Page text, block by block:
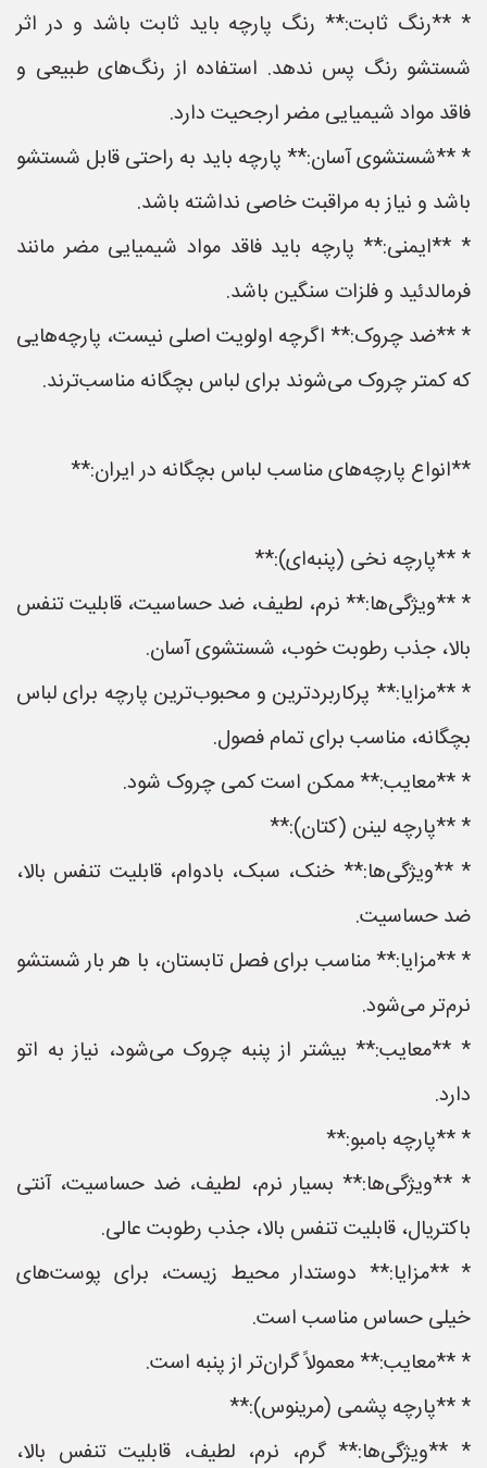
* **رنگ ثابت:** رنگ پارچه باید ثابت باشد و در اثر
شستشو رنگ پس ندهد. استفاده از رنگ‌های طبیعی و
فاقد مواد شیمیایی مضر ارجحیت دارد.
* **شستشوی آسان:** پارچه باید به راحتی قابل شستشو
باشد و نیاز به مراقبت خاصی نداشته باشد.
* **ایمنی:** پارچه باید فاقد مواد شیمیایی مضر مانند
فرمالدئید و فلزات سنگین باشد.
* **ضد چروک:** اگرچه اولویت اصلی نیست، پارچه‌هایی
که کمتر چروک می‌شوند برای لباس بچگانه مناسب‌ترند.
**انواع پارچه‌های مناسب لباس بچگانه در ایران:**
* **پارچه نخی (پنبه‌ای):**
* **ویژگی‌ها:** نرم، لطیف، ضد حساسیت، قابلیت تنفس
بالا، جذب رطوبت خوب، شستشوی آسان.
* **مزایا:** پرکاربردترین و محبوب‌ترین پارچه برای لباس
بچگانه، مناسب برای تمام فصول.
* **معایب:** ممکن است کمی چروک شود.
* **پارچه لینن (کتان):**
* **ویژگی‌ها:** خنک، سبک، بادوام، قابلیت تنفس بالا،
ضد حساسیت.
* **مزایا:** مناسب برای فصل تابستان، با هر بار شستشو
نرم‌تر می‌شود.
* **معایب:** بیشتر از پنبه چروک می‌شود، نیاز به اتو
دارد.
* **پارچه بامبو:**
* **ویژگی‌ها:** بسیار نرم، لطیف، ضد حساسیت، آنتی
باکتریال، قابلیت تنفس بالا، جذب رطوبت عالی.
* **مزایا:** دوستدار محیط زیست، برای پوست‌های
خیلی حساس مناسب است.
* **معایب:** معمولاً گران‌تر از پنبه است.
* **پارچه پشمی (مرینوس):**
* **ویژگی‌ها:** گرم، نرم، لطیف، قابلیت تنفس بالا،